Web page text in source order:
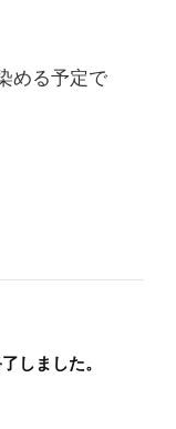
める予定で
しました。